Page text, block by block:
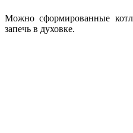
Можно сформированные
запечь в духовке.